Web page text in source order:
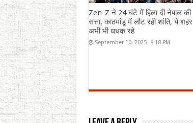
Zen-Z ने 24 घंटे में हिला दी नेपाल की
सत्ता, काठमांडू में लौट रही शांति, ये शहर
अभी भी धधक रहे
September 10, 2025- 8:18 PM